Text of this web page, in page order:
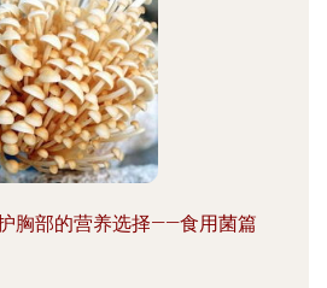
胸部的营养选择——食用菌篇